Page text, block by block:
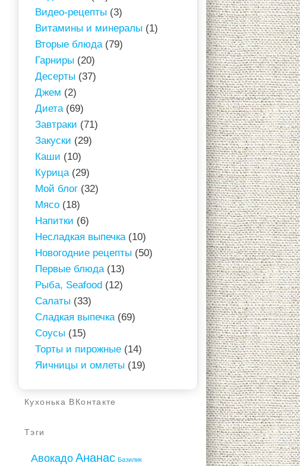
Видео-рецепты (3)
Витамины и минералы (1)
Вторые блюда(79)
Гарниры (20)
Десерты (37)
Джем (2)
Диета(69)
Завтраки (71)
Закуски (29)
Каши (10)
Курица(29)
Мой блог (32)
Мясо (18)
Напитки (6)
Несладкая выпечка(10)
Новогодние рецепты (50)
Первые блюда(13)
Рыба, Seafood (12)
Салаты (33)
Сладкая выпечка(69)
Соусы (15)
Торты и пирожные (14)
Яичницы и омлеты (19)
Кухонька ВКонтакте
Тэги
Авокадо Ананас Базилик